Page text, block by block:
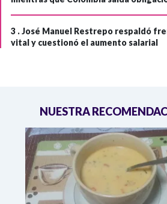
3 .José Manuel Restrepo respaldó
vital y cuestionó el aumento salarial
NUESTRA